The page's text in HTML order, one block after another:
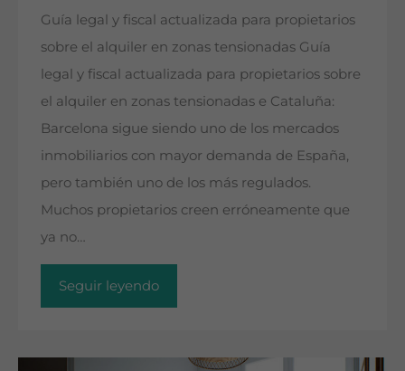
Guía legal y fiscal actualizada para propietarios
sobre el alquiler en zonas tensionadas Guía
legal y fiscal actualizada para propietarios sobre
el alquiler en zonas tensionadas e Cataluña:
Barcelona sigue siendo uno de los mercados
inmobiliarios con mayor demanda de España,
pero también uno de los más regulados.
Muchos propietarios creen erróneamente que
ya no…
Seguir leyendo